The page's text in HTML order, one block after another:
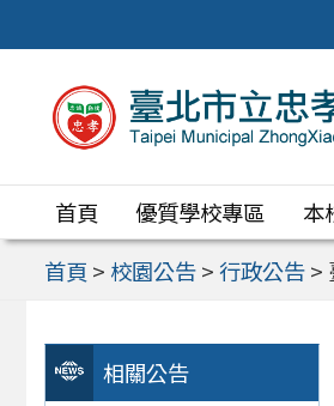
至
區
首頁 優質學校專區 本
首頁 > 校園公告> 行政公告>
相關公告